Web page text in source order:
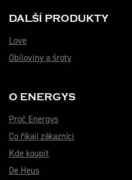
DALŠÍ PRODUKTY
Love
Obiloviny a šroty
O ENERGYS
Proč Energys
Co říkají zákazníci
Kde koupit
De Heus